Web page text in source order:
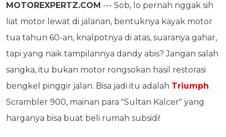
MOTOREXPERTZ.COM --- Sob, lo pernah nggak sih
liat motor lewat di jalanan, bentuknya kayak motor
tua tahun 60-an, knalpotnya di atas, suaranya gahar,
tapi yang naik tampilannya dandy abis? Jangan salah
sangka, itu bukan motor rongsokan hasil restorasi
bengkel pinggir jalan. Bisa jadi itu adalah Triumph
Scrambler 900, mainan para "Sultan Kalcer" yang
harganya bisa buat beli rumah subsidi!